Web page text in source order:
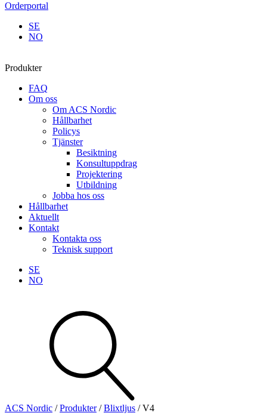
Orderportal
SE
NO
Produkter
FAQ
Om oss
Om ACS Nordic
Hållbarhet
Policys
Tjänster
Besiktning
Konsultuppdrag
Projektering
Utbildning
Jobba hos oss
Hållbarhet
Aktuellt
Kontakt
Kontakta oss
Teknisk support
SE
NO
Se alla kategorier
Se alla produkter
ACS Nordic /Produkter/Blixtljus /V4